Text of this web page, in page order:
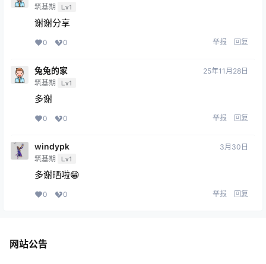
筑基期 Lv1
谢谢分享
0 0 举报 回复
兔兔的家
筑基期 Lv1
25年11月28日
多谢
0 0 举报 回复
windypk
筑基期 Lv1
3月30日
多谢晒啦😁
0 0 举报 回复
网站公告